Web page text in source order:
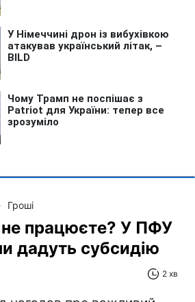
Гроші
працюєте? У ПФУ
дадуть субсидію
2 хв